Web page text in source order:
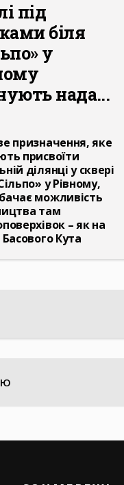
під
біля
у
нада...
призначення, яке
присвоїти
ділянці у сквері
у Рівному,
можливість
там
– як на
Басового Кута